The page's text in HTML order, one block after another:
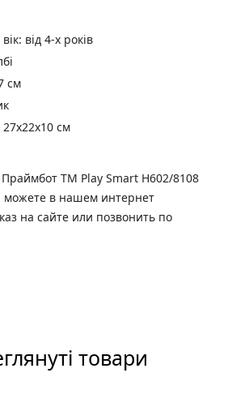
від 4-х років
см
27х22х10 см
TM Play Smart H602/8108
в нашем интернет
на сайте или позвонить по
товари